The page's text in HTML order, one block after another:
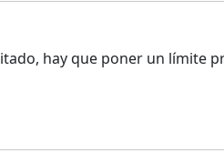
hay que poner un límite